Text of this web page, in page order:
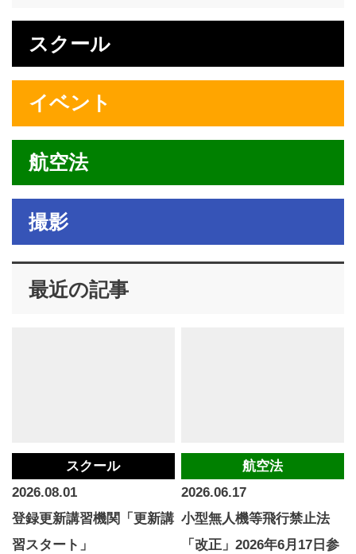
スクール
イベント
航空法
撮影
最近の記事
スクール
2026.08.01
登録更新講習機関「更新講
習スタート」
航空法
2026.06.17
小型無人機等飛行禁止法
「改正」2026年6月17日参